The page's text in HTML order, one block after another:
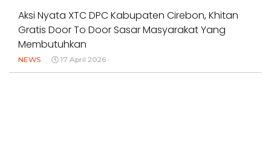
Aksi Nyata XTC DPC Kabupaten Cirebon, Khitan
Gratis Door To Door Sasar Masyarakat Yang
Membutuhkan
NEWS 17 April 2026